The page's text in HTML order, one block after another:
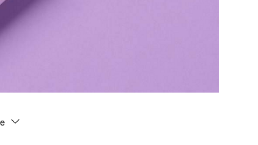
มลุคให้พวงแก้มและริมฝีปากดูสดใสสไตล์ธรรมชาติ อุดมด้วยสาร